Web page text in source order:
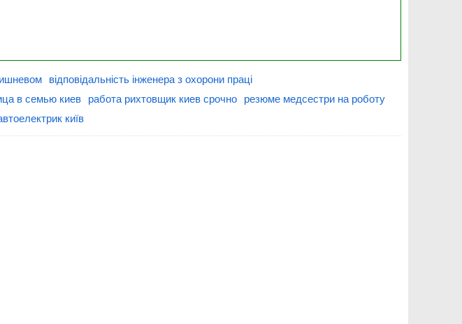
відповідальність інженера з охорони праці
в семью киев работа рихтовщик киев срочно
резюме медсестри на роботу
київ